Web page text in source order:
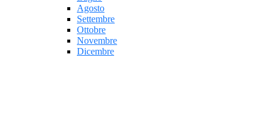
Agosto
Settembre
Ottobre
Novembre
Dicembre